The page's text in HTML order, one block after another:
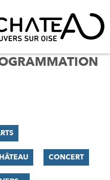
CONCERT